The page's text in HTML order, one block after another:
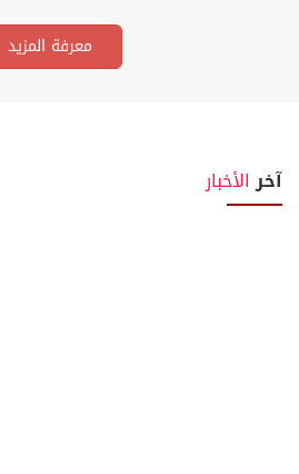
معرفة المزيد
آخرالأخبار